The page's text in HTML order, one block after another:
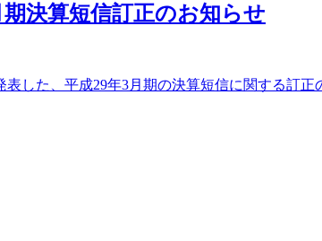
決算短信訂正のお知らせ
した、平成29年3月期の決算短信に関する訂